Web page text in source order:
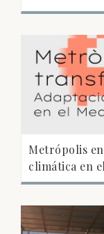
Metrópolis
climática en